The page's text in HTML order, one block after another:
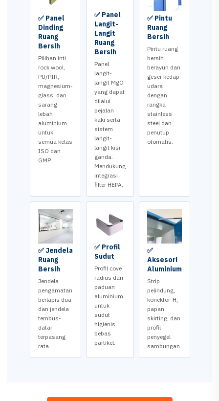
✅ Panel
Dinding
Ruang
Bersih
Pilihan inti
rock wool,
PU/PIR,
magnesium-
glass, dan
sarang
lebah
aluminium
untuk
semua kelas
ISO dan
GMP.
✅ Panel
Langit-
Langit
Ruang
Bersih
Panel
langit-
langit MgO
yang dapat
dilalui
pejalan
kaki serta
sistem
langit-
langit kisi
ganda.
Mendukung
integrasi
filter HEPA.
✅ Pintu
Ruang
Bersih
Pintu ruang
bersih
berayun dan
geser kedap
udara
dengan
rangka
stainless
steel dan
penutup
otomatis.
✅ Jendela
Ruang
Bersih
Jendela
pengamatan
berlapis dua
dan jendela
tembus-
datar
terpasang
rata.
✅ Profil
Sudut
Profil cove
radius dari
paduan
aluminium
untuk
sudut
higienis
bebas
partikel.
✅
Aksesori
Aluminium
Strip
pelindung,
konektor-H,
papan
skirting, dan
profil
penyegel
sambungan.